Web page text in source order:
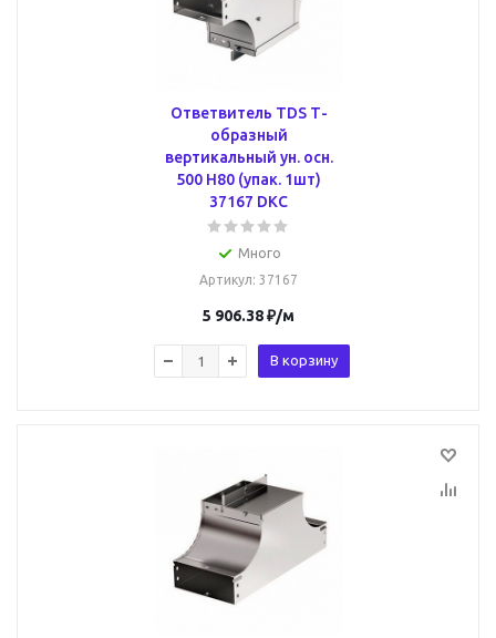
Ответвитель TDS Т-
образный
вертикальный ун. осн.
500 H80 (упак. 1шт)
37167 DKC
Много
Артикул: 37167
5 906.38₽/м
В корзину